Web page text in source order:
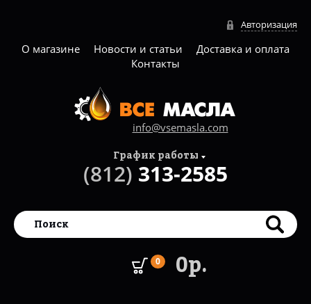
Авторизация
О магазине Новости и статьи
Доставка и оплата
Контакты
info@vsemasla.com
0 0р.
График работы
(812) 313-2585